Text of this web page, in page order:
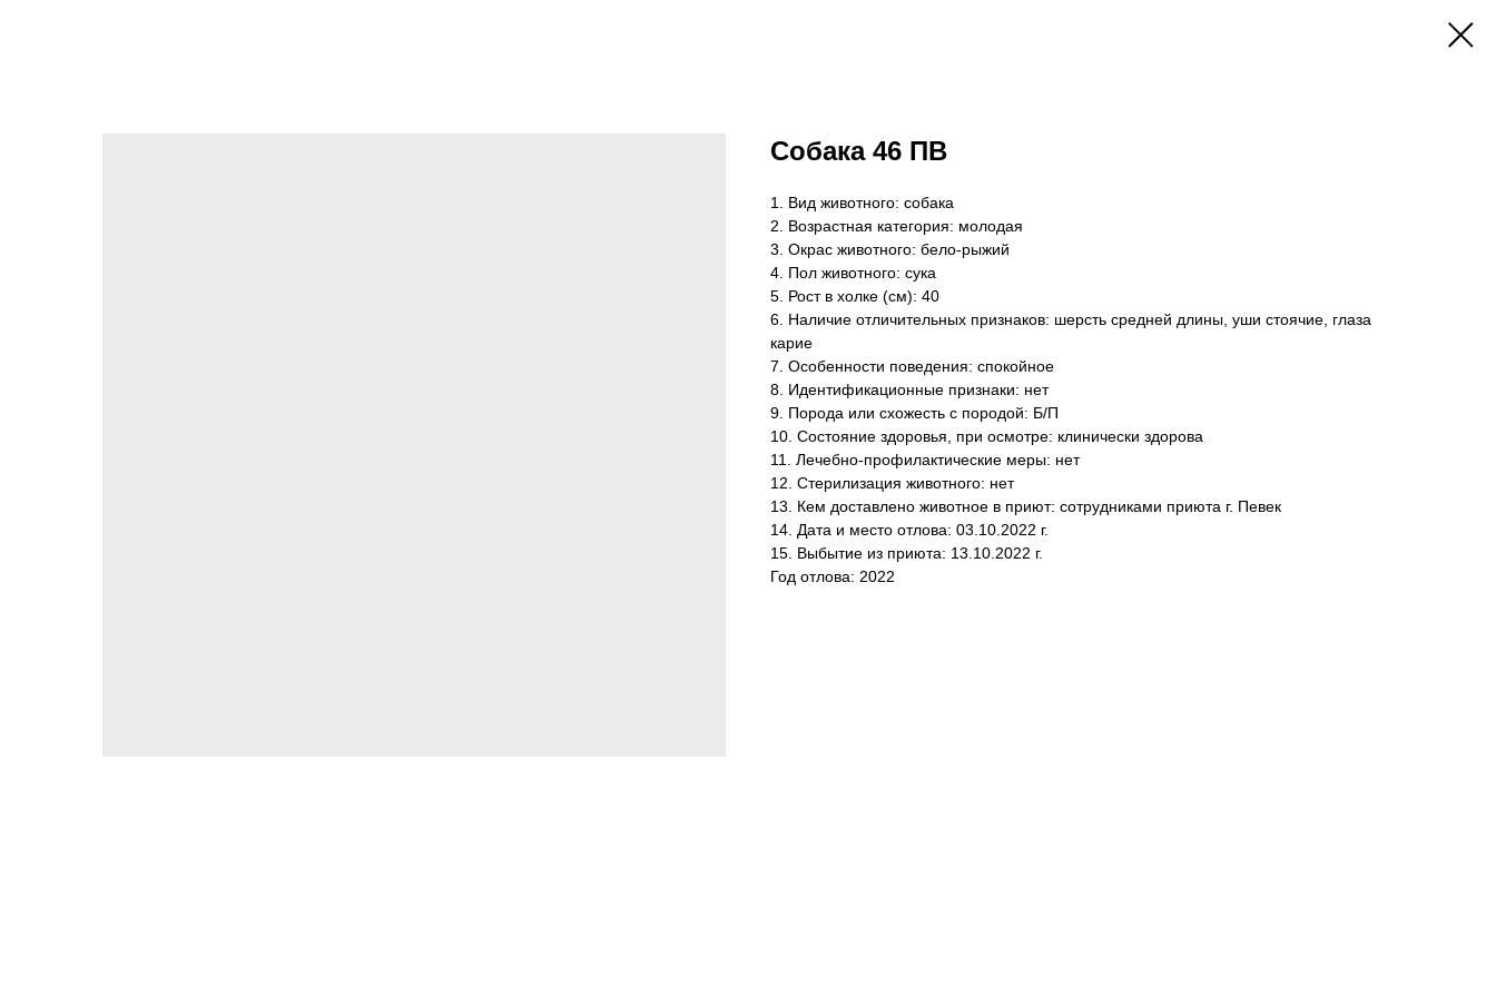
Собака 46 ПВ
1. Вид животного: собака
2. Возрастная категория: молодая
3. Окрас животного: бело-рыжий
4. Пол животного: сука
5. Рост в холке (см): 40
6. Наличие отличительных признаков: шерсть средней длины, уши стоячие, глаза
карие
7. Особенности поведения: спокойное
8. Идентификационные признаки: нет
9. Порода или схожесть с породой: Б/П
10. Состояние здоровья, при осмотре: клинически здорова
11. Лечебно-профилактические меры: нет
12. Стерилизация животного: нет
13. Кем доставлено животное в приют: сотрудниками приюта г. Певек
14. Дата и место отлова: 03.10.2022 г.
15. Выбытие из приюта: 13.10.2022 г.
Год отлова: 2022